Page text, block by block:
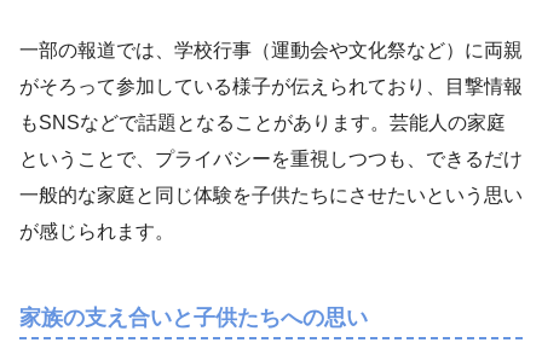
一部の報道では、学校行事（運動会や文化祭など）に両親
がそろって参加している様子が伝えられており、目撃情報
もSNSなどで話題となることがあります。芸能人の家庭
ということで、プライバシーを重視しつつも、できるだけ
一般的な家庭と同じ体験を子供たちにさせたいという思い
が感じられます。
家族の支え合いと子供たちへの思い